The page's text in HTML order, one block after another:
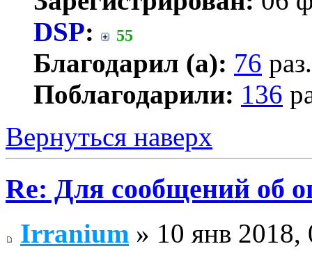
DSP: 55
Благодарил (а): 76 раз.
Поблагодарили: 136
Вернуться наверх
Re: Для сообщений об
Irranium » 10 янв 2018,